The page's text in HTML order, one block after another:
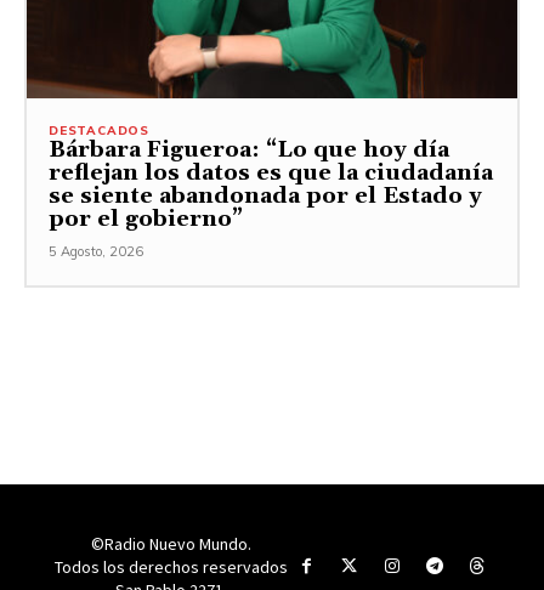
DESTACADOS
Bárbara Figueroa: “Lo que hoy día
reflejan los datos es que la ciudadanía
se siente abandonada por el Estado y
por el gobierno”
5 Agosto, 2026
©Radio Nuevo Mundo.
Todos los derechos reservados